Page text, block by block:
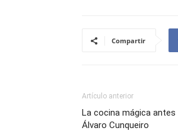
Compartir
Artículo anterior
La cocina mágica
Álvaro Cunqueiro